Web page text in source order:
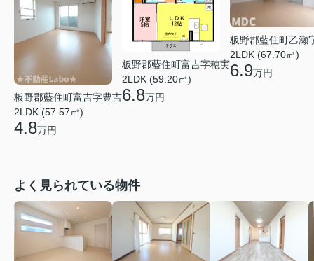
板野郡藍住町富吉字豊吉
2LDK (57.57㎡)
4.8万円
板野郡藍住町富吉字穂実
2LDK (59.20㎡)
6.8万円
板野郡藍住町乙瀬
2LDK (67.70㎡)
6.9万円
よく見られている物件